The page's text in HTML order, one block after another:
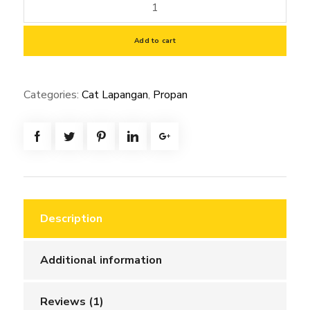
TNK-
WA
Blue
Cat
Propan
Add to cart
Categories: Cat Lapangan, Propan
Description
Additional information
Reviews (1)